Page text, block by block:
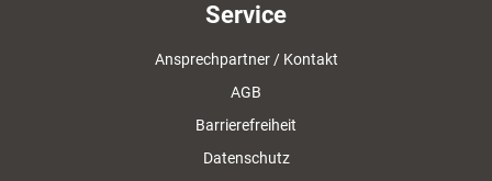
Service
Ansprechpartner / Kontakt
AGB
Barrierefreiheit
Datenschutz